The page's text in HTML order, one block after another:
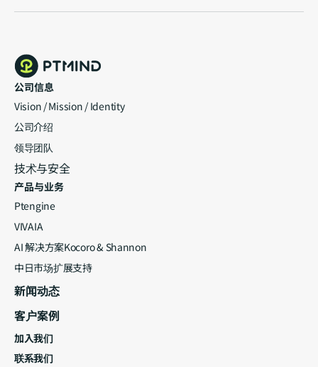
公司信息
Vision / Mission / Identity
公司介绍
领导团队
技术与安全
产品与业务
Ptengine
VIVAIA
AI 解决方案Kocoro & Shannon
中日市场扩展支持
新闻动态
客户案例
加入我们
联系我们